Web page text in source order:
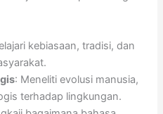
kebiasaan, tradisi, dan
: Meneliti evolusi manusia,
terhadap lingkungan.